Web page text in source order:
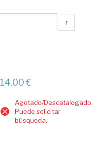
↑
14,00 €
Agotado/Descatalogado.
Puede solicitar
búsqueda.